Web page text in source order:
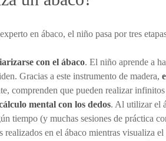
en ábaco, el niño pasa por tres
con el ábaco. El niño aprende a
Gracias a este instrumento de madera,
comprenden que pueden realizar
mental con los dedos. Al utilizar el
tiempo (y muchas sesiones de práctica
realizados en el ábaco mientras visualiza el